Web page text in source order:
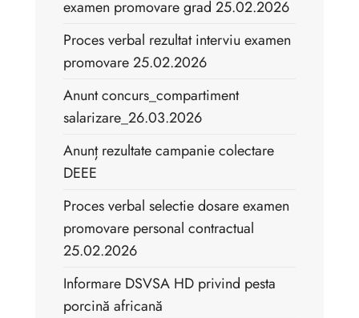
examen promovare grad 25.02.2026
Proces verbal rezultat interviu examen
promovare 25.02.2026
Anunt concurs_compartiment
salarizare_26.03.2026
Anunț rezultate campanie colectare
DEEE
Proces verbal selectie dosare examen
promovare personal contractual
25.02.2026
Informare DSVSA HD privind pesta
porcină africană